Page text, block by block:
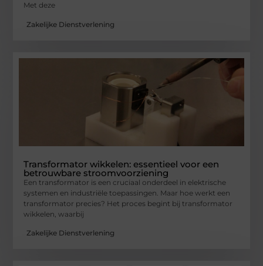
Met deze
Zakelijke Dienstverlening
Transformator wikkelen: essentieel voor een
betrouwbare stroomvoorziening
Een transformator is een cruciaal onderdeel in elektrische
systemen en industriële toepassingen. Maar hoe werkt een
transformator precies? Het proces begint bij transformator
wikkelen, waarbij
Zakelijke Dienstverlening